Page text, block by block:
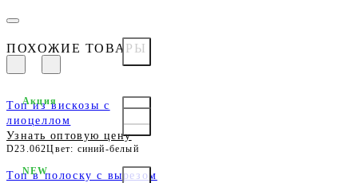
ПОХОЖИЕ ТОВАРЫ
Топ из вискозы с
лиоцеллом
Узнать оптовую цену
D23.062Цвет: синий-белый
Акция
Топ в полоску с вырезом
NEW